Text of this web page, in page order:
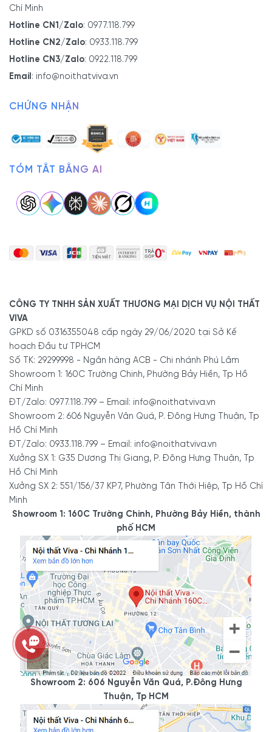
Chí Minh
Hotline CN1/Zalo: 0977.118.799
Hotline CN2/Zalo: 0933.118.799
Hotline CN3/Zalo: 0922.118.799
Email : info@noithatviva.vn
CHỨNG NHẬN
TÓM TẮT BẰNG AI
CÔNG TY TNHH SẢN XUẤT THƯƠNG MẠI DỊCH VỤ NỘI THẤT
VIVA
GPKD số 0316355048 cấp ngày 29/06/2020 tại Sở Kế
hoạch Đầu tư TPHCM
Số TK: 29299998 - Ngân hàng ACB - Chi nhánh Phú Lâm
Showroom 1: 160C Trường Chinh, Phường Bảy Hiền, Tp Hồ
Chí Minh
ĐT/Zalo: 0977.118.799 – Email: info@noithatviva.vn
Showroom 2: 606 Nguyễn Văn Quá, P. Đông Hưng Thuận, Tp
Hồ Chí Minh
ĐT/Zalo: 0933.118.799 – Email: info@noithatviva.vn
Xưởng SX 1: G35 Dương Thị Giang, P. Đông Hưng Thuận, Tp
Hồ Chí Minh
Xưởng SX 2: 551/156/37 KP7, Phường Tân Thới Hiệp, Tp Hồ Chí
Minh
Showroom 1: 160C Trường Chinh, Phường Bảy Hiền, thành
phố HCM
Showroom 2: 606 Nguyễn Văn Quá, P.Đông Hưng
Thuận, Tp HCM